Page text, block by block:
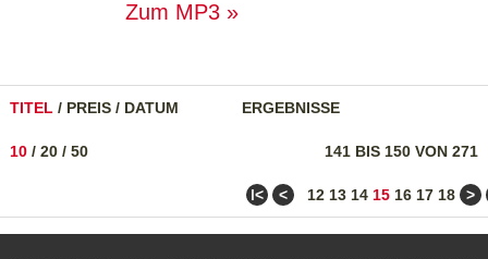
Zum MP3
TITEL / PREIS / DATUM ERGEBNISSE
141 BIS 150 VON 271
10 / 20 / 50
ǀ< < 12 13 14 15 16 17 18 >